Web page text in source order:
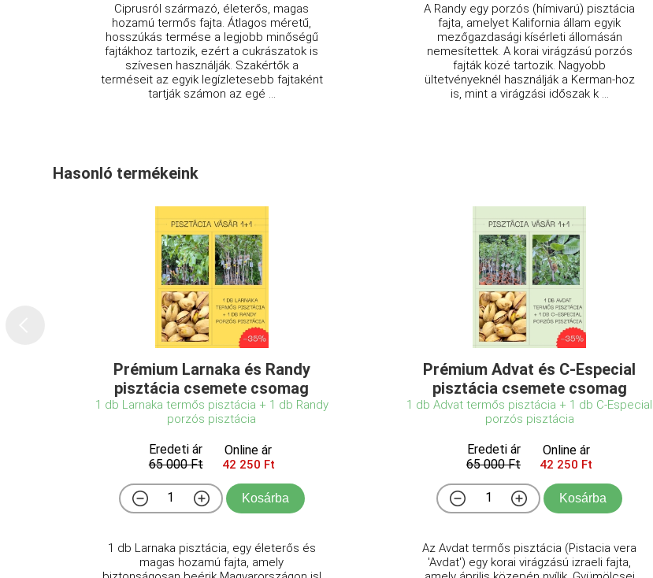
Ciprusról származó, életerős, magas
hozamú termős fajta. Átlagos méretű,
hosszúkás termése a legjobb minőségű
fajtákhoz tartozik, ezért a cukrászatok is
szívesen használják. Szakértők a
terméseit az egyik legízletesebb fajtaként
tartják számon az egé ...
A Randy egy porzós (hímivarú) pisztácia
fajta, amelyet Kalifornia állam egyik
mezőgazdasági kísérleti állomásán
nemesítettek. A korai virágzású porzós
fajták közé tartozik. Nagyobb
ültetvényeknél használják a Kerman-hoz
is, mint a virágzási időszak k ...
Hasonló termékeink
Prémium Larnaka és Randy
pisztácia csemete csomag
1 db Larnaka termős pisztácia + 1 db Randy
porzós pisztácia
Eredeti ár
65 000 Ft
Online ár
42 250 Ft
Kosárba
1 db Larnaka pisztácia, egy életerős és
magas hozamú fajta, amely
Prémium Advat és C-Especial
pisztácia csemete csomag
1 db Advat termős pisztácia + 1 db C-Especial
porzós pisztácia
Eredeti ár
65 000 Ft
Online ár
42 250 Ft
Kosárba
Az Avdat termős pisztácia (Pistacia vera
'Avdat') egy korai virágzású izraeli fajta,